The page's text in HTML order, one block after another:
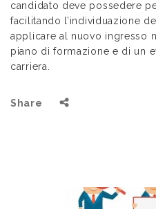
candidato deve possedere
facilitando l’individuazione
applicare al nuovo ingresso
piano di formazione e di un
carriera.
Share